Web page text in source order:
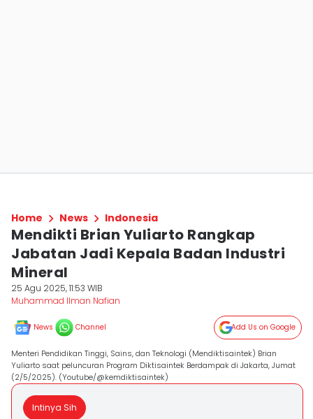
Home News Indonesia
Mendikti Brian Yuliarto Rangkap
Jabatan Jadi Kepala Badan Industri
Mineral
25 Agu 2025, 11:53 WIB
Muhammad Ilman Nafian
News Channel Add Us on Google
Menteri Pendidikan Tinggi, Sains, dan Teknologi (Mendiktisaintek) Brian
Yuliarto saat peluncuran Program Diktisaintek Berdampak di Jakarta, Jumat
(2/5/2025). (Youtube/@kemdiktisaintek)
Intinya Sih